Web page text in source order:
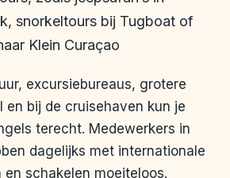
snorkeltours bij Tugboat of
Klein Curaçao
excursiebureaus, grotere
en bij de cruisehaven kun je
terecht. Medewerkers in
dagelijks met internationale
schakelen moeiteloos.